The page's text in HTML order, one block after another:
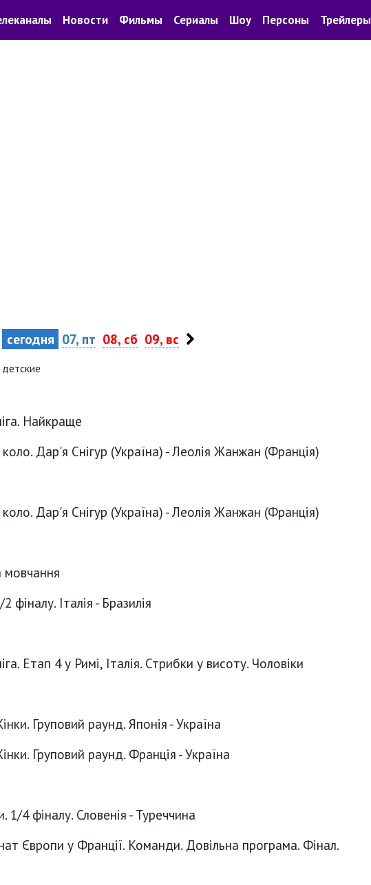
Новости Фильмы Сериалы Шоу Персоны Трейлеры
сегодня 07, пт 08, сб 09, вс
детские
Найкраще
Дар'я Снігур (Україна) - Леолія Жанжан (Франція)
Дар'я Снігур (Україна) - Леолія Жанжан (Франція)
мовчання
фіналу. Італія - Бразилія
Етап 4 у Римі, Італія. Стрибки у висоту. Чоловіки
Груповий раунд. Японія - Україна
Груповий раунд. Франція - Україна
1/4 фіналу. Словенія - Туреччина
Європи у Франції. Команди. Довільна програма. Фінал.